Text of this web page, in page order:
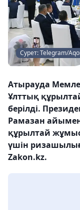
Сурет: Telegram/
Атырауда
Ұлттық
берілді.
Рамазан
құрылтай
үшін
Zakon.kz.